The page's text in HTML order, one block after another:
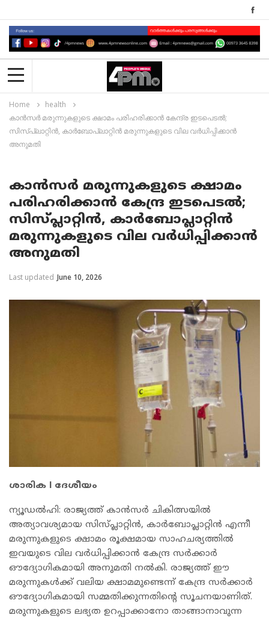
Home
health
കാൻസർ മരുന്നുകളുടെ ക്ഷാമം പരിഹരിക്കാൻ കേന്ദ്ര ഇടപെടൽ;
സിസ്പ്ലാറ്റിൻ, കാർബോപ്ലാറ്റിൻ മരുന്നുകളുടെ വില വർധിപ്പിക്കാൻ
അനുമതി
കാൻസർ മരുന്നുകളുടെ ക്ഷാമം
പരിഹരിക്കാൻ കേന്ദ്ര ഇടപെടൽ;
സിസ്പ്ലാറ്റിൻ, കാർബോപ്ലാറ്റിൻ
മരുന്നുകളുടെ വില വർധിപ്പിക്കാൻ
അനുമതി
Last updated June 10, 2026
ശാരിക l ദേശീയം
ന്യൂഡൽഹി: രാജ്യത്ത് കാൻസർ ചികിത്സയിൽ
അത്യാവശ്യമായ സിസ്പ്ലാറ്റിൻ, കാർബോപ്ലാറ്റിൻ എന്നീ
മരുന്നുകളുടെ ക്ഷാമം രൂക്ഷമായ സാഹചര്യത്തിൽ
ഇവയുടെ വില വർധിപ്പിക്കാൻ കേന്ദ്ര സർക്കാർ
ഔദ്യോഗികമായി അനുമതി നൽകി. രാജ്യത്ത് ഈ
മരുന്നുകൾക്ക് വലിയ ക്ഷാമമുണ്ടെന്ന് കേന്ദ്ര സർക്കാർ
ഔദ്യോഗികമായി സമ്മതിക്കുന്നതിന്റെ സൂചനയാണിത്.
മരുന്നുകളുടെ ലഭ്യത ഉറപ്പാക്കാനോ താങ്ങാനാവുന്ന